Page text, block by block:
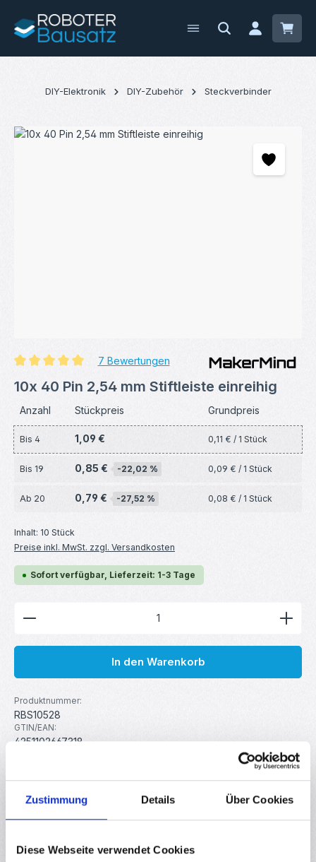
Zustimmung Details Über Cookies
Diese Webseite verwendet Cookies
Zum Hauptinhalt springen
DIY-Elektronik DIY-Zubehör Steckverbinder
Bildergalerie überspringen
7 Bewertungen
10x 40 Pin 2,54 mm Stiftleiste einreihig
Anzahl Stückpreis Grundpreis
Bis 4 1,09 € 0,11 € / 1 Stück
Bis 19 0,85 € -22,02 % 0,09 € / 1 Stück
Ab 20 0,79 € -27,52 % 0,08 € / 1 Stück
Inhalt: 10 Stück
Preise inkl. MwSt. zzgl. Versandkosten
Sofort verfügbar, Lieferzeit: 1-3 Tage
Produkt Anzahl: Gib den gewünschten Wert ein
In den Warenkorb
Produktnummer:
RBS10528
GTIN/EAN:
4251102667318
Beschreibung
Einfache 2,54 mm Stiftleisten mit 40 Pins, einzeln trennbar.